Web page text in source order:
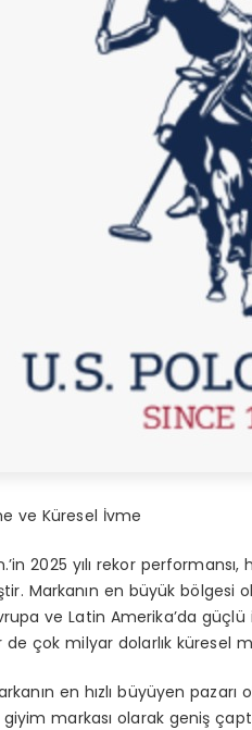
ve Küresel İvme
’in 2025 yılırekor performansı,
tir. Markanın en büyük bölgesi
ve Latin Amerika’da güçlü
de çok milyar dolarlık küresel
ın en hızlıbüyüyen pazarı
markasıolarak geniş ç